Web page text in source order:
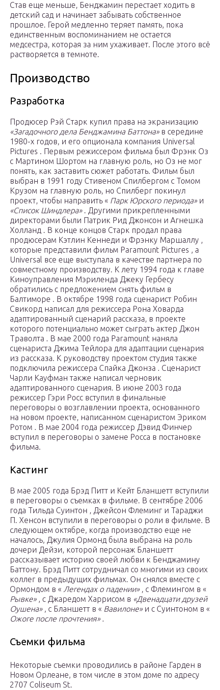
Став еще меньше, Бенджамин перестает ходить в
детский сад и начинает забывать собственное
прошлое. Герой медленно теряет память, пока
единственным воспоминанием не остается
медсестра, которая за ним ухаживает. После этого всё
растворяется в темноте.
Производство
Разработка
Продюсер Рэй Старк купил права на экранизацию
«Загадочного дела Бенджамина Баттона»в середине
1980-х годов, и его опционала компания Universal
Pictures . Первым режиссером фильма был Фрэнк Оз
с Мартином Шортом на главную роль, но Оз не мог
понять, как заставить сюжет работать. Фильм был
выбран в 1991 году Стивеном Спилбергом с Томом
Крузом на главную роль, но Спилберг покинул
проект, чтобы направить « Парк Юрского периода»и
«Список Шиндлера». Другими прикрепленными
директорами были Патрик Рид Джонсон и Агнешка
Холланд . В конце концов Старк продал права
продюсерам Кэтлин Кеннеди и Фрэнку Маршаллу ,
которые представили фильм Paramount Pictures , а
Universal все еще выступала в качестве партнера по
совместному производству. К лету 1994 года к главе
Киноуправления Мэриленда Джеку Гербесу
обратились с предложением снять фильм в
Балтиморе . В октябре 1998 года сценарист Робин
Свикорд написал для режиссера Рона Ховарда
адаптированный сценарий рассказа, в проекте
которого потенциально может сыграть актер Джон
Траволта . В мае 2000 года Paramount наняла
сценариста Джима Тейлора для адаптации сценария
из рассказа. К руководству проектом студия также
подключила режиссера Спайка Джонза . Сценарист
Чарли Кауфман также написал черновик
адаптированного сценария. В июне 2003 года
режиссер Гэри Росс вступил в финальные
переговоры о возглавлении проекта, основанного
на новом проекте, написанном сценаристом Эриком
Ротом . В мае 2004 года режиссер Дэвид Финчер
вступил в переговоры о замене Росса в постановке
фильма.
Кастинг
В мае 2005 года Брэд Питт и Кейт Бланшетт вступили
в переговоры о съемках в фильме. В сентябре 2006
года Тильда Суинтон , Джейсон Флеминг и Тараджи
П. Хенсон вступили в переговоры о роли в фильме. В
следующем октябре, когда производство еще не
началось, Джулия Ормонд была выбрана на роль
дочери Дейзи, которой персонаж Бланшетт
рассказывает историю своей любви к Бенджамину
Баттону. Брэд Питт сотрудничал со многими из своих
коллег в предыдущих фильмах. Он снялся вместе с
Ормондом в « Легендах о падении», с Флемингом в «
Рывке», с Джаредом Харрисом в «Двенадцати друзей
Оушена», с Бланшетт в « Вавилоне»и с Суинтоном в «
Ожоге после прочтения».
Съемки фильма
Некоторые съемки проводились в районе Гарден в
Новом Орлеане, в том числе в этом доме по адресу
2707 Coliseum St.